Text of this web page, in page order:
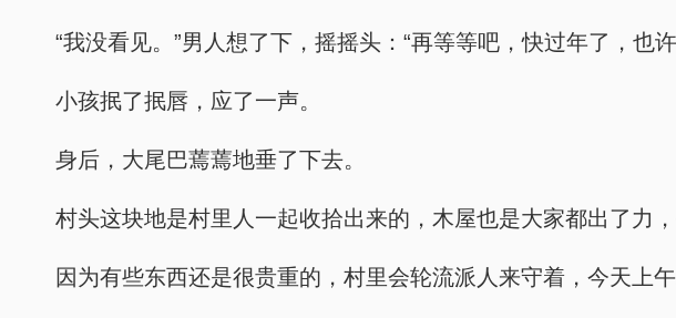
“我没看见。”男人想了下，摇摇头：“再等等吧，快过年了，也
小孩抿了抿唇，应了一声。
身后，大尾巴蔫蔫地垂了下去。
村头这块地是村里人一起收拾出来的，木屋也是大家都出了力
因为有些东西还是很贵重的，村里会轮流派人来守着，今天上